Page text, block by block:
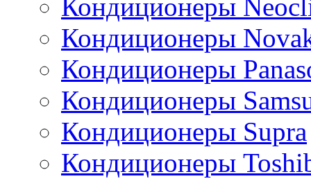
Кондиционеры
Кондиционеры
Кондиционеры
Кондиционеры
Кондиционеры Supra
Кондиционеры